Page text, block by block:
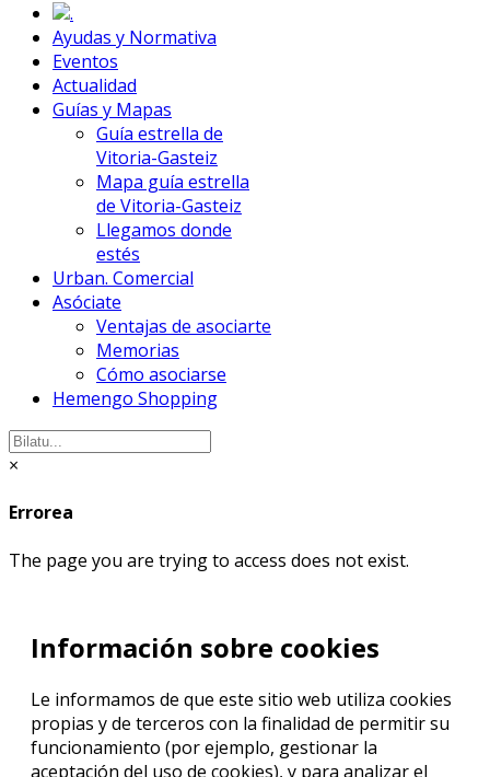
.
Ayudas y Normativa
Eventos
Actualidad
Guías y Mapas
Guía estrella de
Vitoria-Gasteiz
Mapa guía estrella
de Vitoria-Gasteiz
Llegamos donde
estés
Urban. Comercial
Asóciate
Ventajas de asociarte
Memorias
Cómo asociarse
Hemengo Shopping
×
Errorea
The page you are trying to access does not exist.
Información sobre cookies
Le informamos de que este sitio web utiliza cookies
propias y de terceros con la finalidad de permitir su
funcionamiento (por ejemplo, gestionar la
aceptación del uso de cookies), y para analizar el